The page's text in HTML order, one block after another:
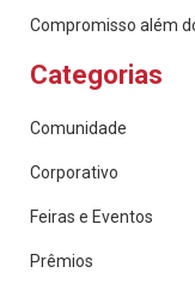
Compromisso além
Categorias
Comunidade
Corporativo
Feiras e Eventos
Prêmios